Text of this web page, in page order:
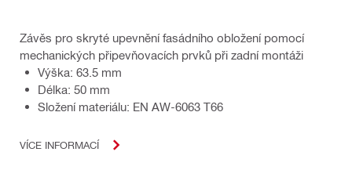
Závěs pro skryté upevnění fasádního obložení pomocí
mechanických připevňovacích prvků při zadní montáži
Výška: 63.5 mm
Délka: 50 mm
Složení materiálu: EN AW-6063 T66
VÍCE INFORMACÍ